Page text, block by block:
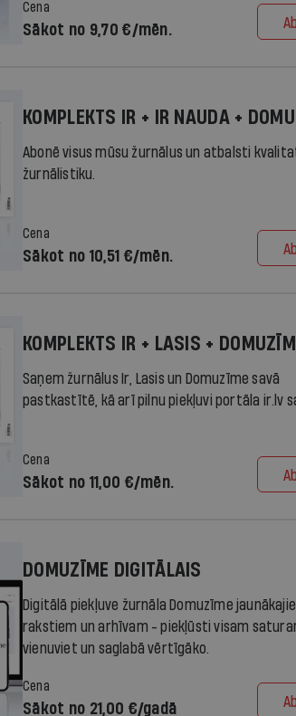
Cena
Sākot no 9,70 €/mēn.
KOMPLEKTS IR + IR NAUDA +
Abonē visus mūsu žurnālus un atbalsti
žurnālistiku.
Cena
Sākot no 10,51 €/mēn.
KOMPLEKTS IR + LASIS +
Saņem žurnālus Ir, Lasis un Domuzīme savā
pastkastītē, kā arī pilnu piekļuvi portāla ir.lv
Cena
Sākot no 11,00 €/mēn.
DOMUZĪME DIGITĀLAIS
Digitālā piekļuve žurnāla Domuzīme
rakstiem un arhīvam - piekļūsti visam
vienuviet un saglabā vērtīgāko.
Cena
Sākot no 21,00 €/gadā